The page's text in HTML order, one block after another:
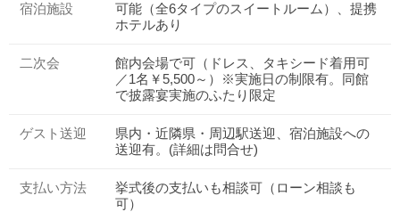
宿泊施設
可能（全6タイプのスイートルーム）、提携
ホテルあり
二次会
館内会場で可（ドレス、タキシード着用可
／1名￥5,500～）※実施日の制限有。同館
で披露宴実施のふたり限定
ゲスト送迎
県内・近隣県・周辺駅送迎、宿泊施設への
送迎有。(詳細は問合せ)
支払い方法
挙式後の支払いも相談可（ローン相談も
可）